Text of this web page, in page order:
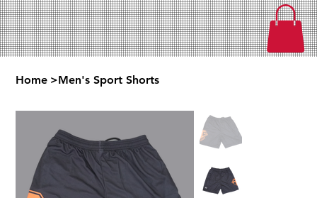
Home >Men's Sport Shorts